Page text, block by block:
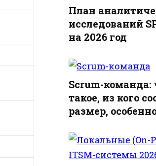
План
исследований
на 2026 год
Scrum-команда:
такое, из кого
размер,